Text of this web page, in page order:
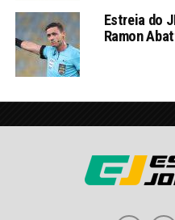
Estreia do
Ramon